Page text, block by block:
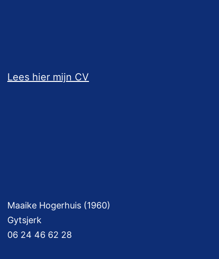
Lees hier mijn CV
Maaike Hogerhuis (1960)
Gytsjerk
06 24 46 62 28